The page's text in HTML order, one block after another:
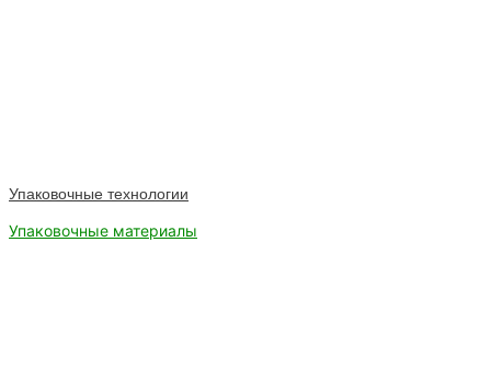
Упаковочные технологии
Упаковочные материалы